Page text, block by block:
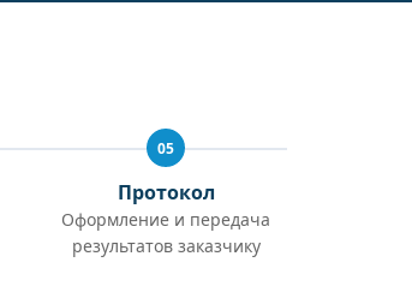
05
Протокол
Оформление и передача
результатов заказчику